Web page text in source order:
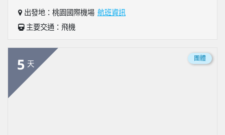
出發地：桃園國際機場 航班資訊
主要交通：飛機
5 天
團體